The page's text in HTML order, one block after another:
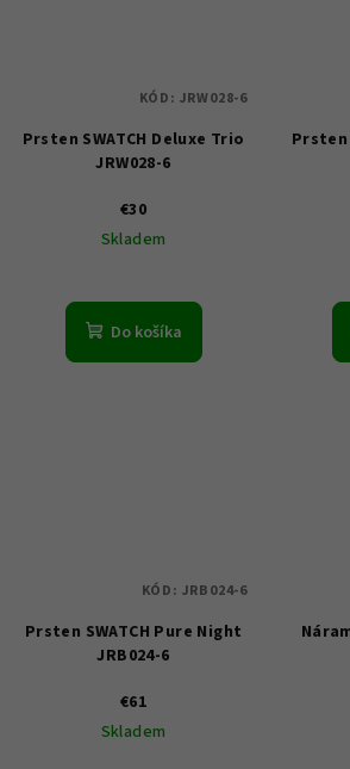
Prsten SWATCH Deluxe Trio
JRW028-6
€30
Skladem
Do košíka
KÓD: JRW028-6
Prsten
Prsten SWATCH Pure Night
JRB024-6
€61
Skladem
KÓD: JRB024-6